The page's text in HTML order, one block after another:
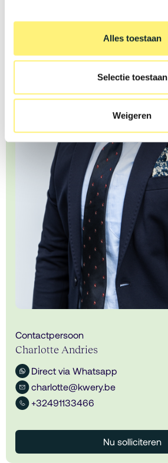
Alles toestaan
Selectie toestaan
Weigeren
Contactpersoon
Charlotte Andries
Direct via Whatsapp
charlotte@kwery.be
+32491133466
Nu solliciteren